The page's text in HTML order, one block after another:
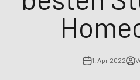
1. Apr 2022